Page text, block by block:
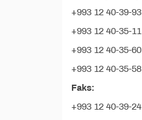
+993 12 40-39-93
+993 12 40-35-11
+993 12 40-35-60
+993 12 40-35-58
Faks:
+993 12 40-39-24